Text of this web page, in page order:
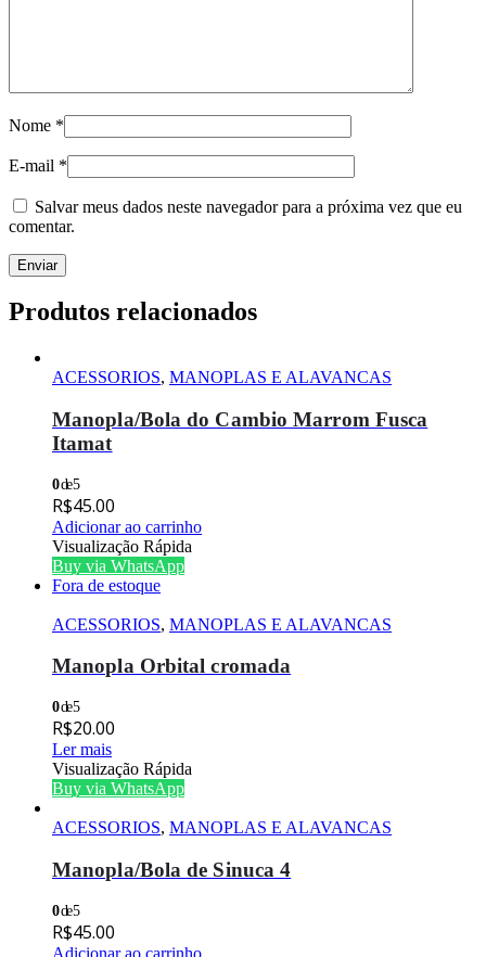
Nome *
E-mail *
Salvar meus dados neste navegador para a próxima vez que eu
comentar.
Produtos relacionados
ACESSORIOS, MANOPLAS E ALAVANCAS
Manopla/Bola do Cambio Marrom Fusca
Itamat
0de 5
R$45.00
Adicionar ao carrinho
Visualização Rápida
Buy via WhatsApp
Fora de estoque
ACESSORIOS, MANOPLAS E ALAVANCAS
Manopla Orbital cromada
0de 5
R$20.00
Ler mais
Visualização Rápida
Buy via WhatsApp
ACESSORIOS, MANOPLAS E ALAVANCAS
Manopla/Bola de Sinuca 4
0de 5
R$45.00
Adicionar ao carrinho